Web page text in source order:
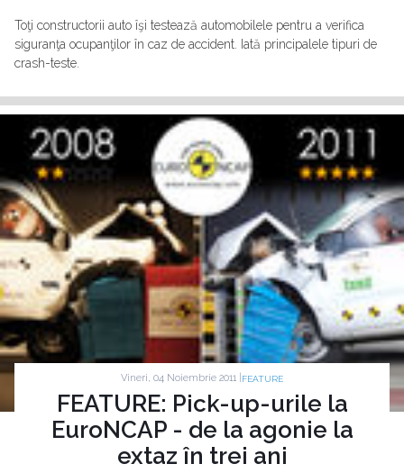
Toţi constructorii auto îşi testează automobilele pentru a verifica
siguranţa ocupanţilor în caz de accident. Iată principalele tipuri de
crash-teste.
Vineri, 04 Noiembrie 2011 | FEATURE
FEATURE: Pick-up-urile la
EuroNCAP - de la agonie la
extaz în trei ani